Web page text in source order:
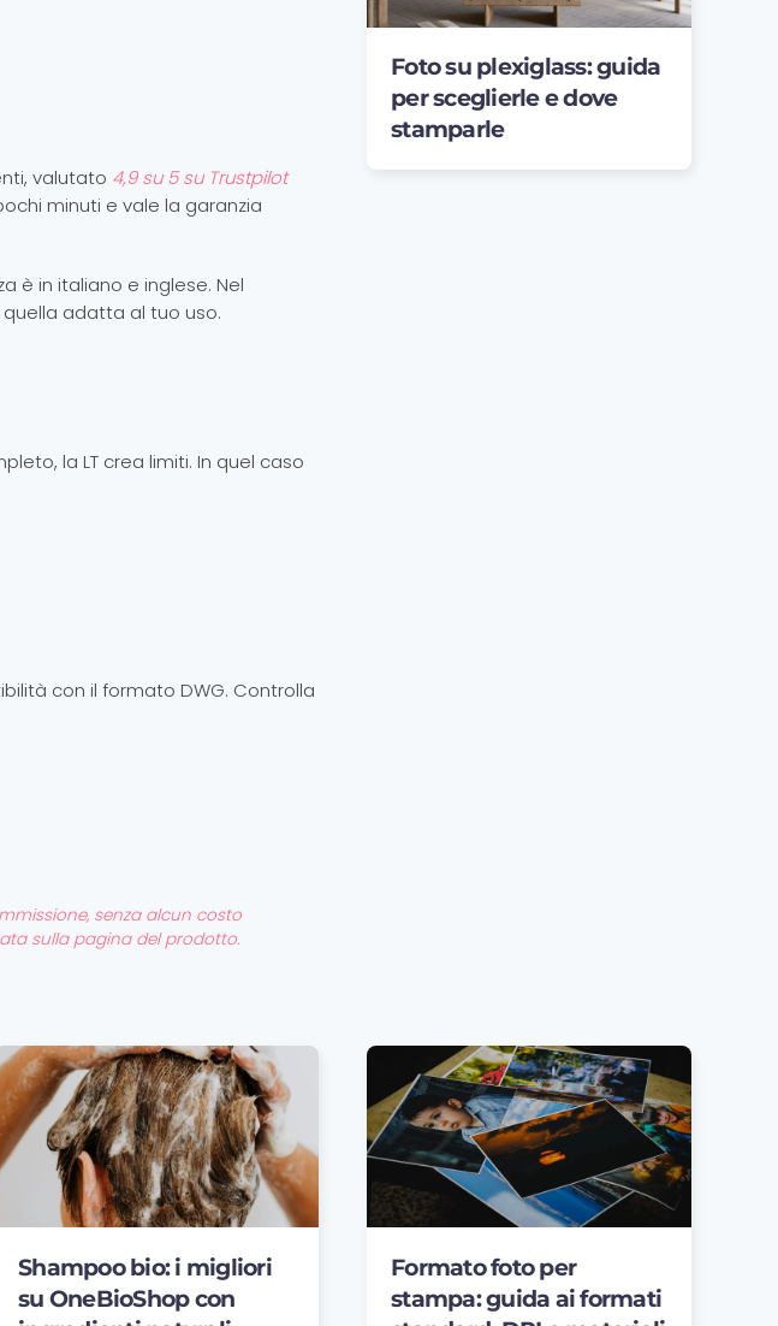
valutato 4,9 su 5 su Trustpilot
minuti e vale la garanzia
è in italiano e inglese. Nel
adatta al tuo uso.
la LT crea limiti. In quel caso
con il formato DWG. Controlla
senza alcun costo
sulla pagina del prodotto.
Foto su plexiglass: guida
per sceglierle e dove
stamparle
Shampoo bio: i migliori
su OneBioShop con
Formato foto per
stampa: guida ai formati